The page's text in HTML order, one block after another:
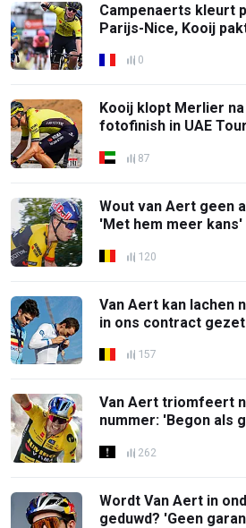
Campenaerts kleurt
Parijs-Nice, Kooij
0
Kooij klopt Merlier
fotofinish in UAE Tour
87
Wout van Aert geen
'Met hem meer kans'
120
Van Aert kan lachen
in ons contract
157
Van Aert triomfeert
nummer: 'Begon als
262
Wordt Van Aert in
geduwd? 'Geen